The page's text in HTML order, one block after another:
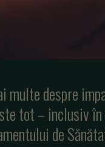
multe despre
tot – inclusiv în
de